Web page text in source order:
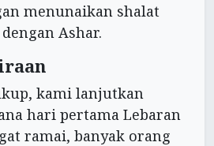
menunaikan shalat
Ashar.
kami lanjutkan
hari pertama Lebaran
ramai, banyak orang